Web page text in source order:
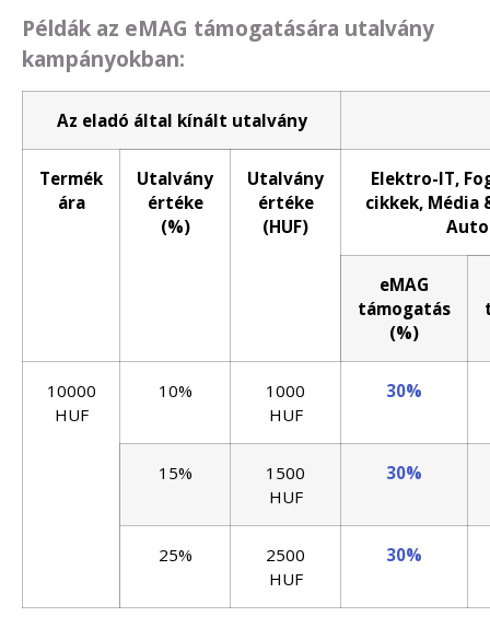
Példák az eMAG támogatására utalvány
kampányokban:
Az eladó által kínált utalvány
Termék
ára
Utalvány
értéke
(%)
Utalvány
értéke
(HUF)
Elektro-IT,
cikkek, Média
Auto
eMAG
támogatás
(%)
10000
HUF
10%
1000
HUF
30%
15%
1500
HUF
30%
25%
2500
HUF
30%